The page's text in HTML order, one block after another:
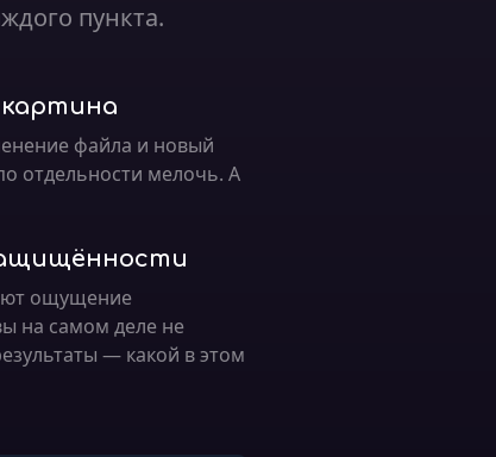
пункта.
файла и новый
отдельности мелочь. А
ощущение
на самом деле не
— какой в этом